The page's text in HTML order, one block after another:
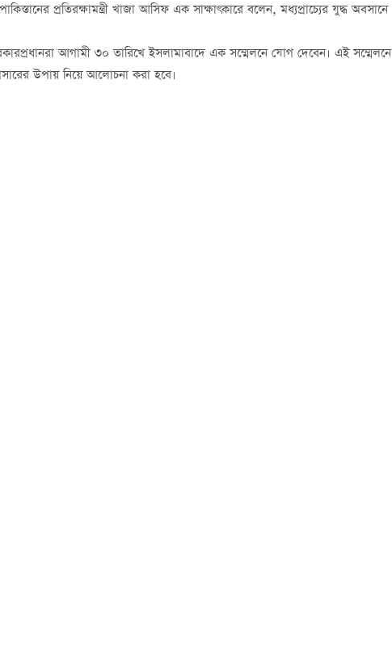
প্রতিরক্ষামন্ত্রী খাজা আসিফ এক সাক্ষাৎকারে বলেন, মধ্যপ্রাচ্যের যুদ্ধ অবসানে
আগামী ৩০ তারিখে ইসলামাবাদে এক সম্মেলনে যোগ দেবেন। এই সম্মেলনে
উপায় নিয়ে আলোচনা করা হবে।